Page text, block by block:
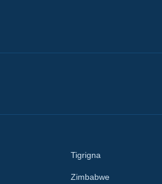
Tigrigna
Zimbabwe